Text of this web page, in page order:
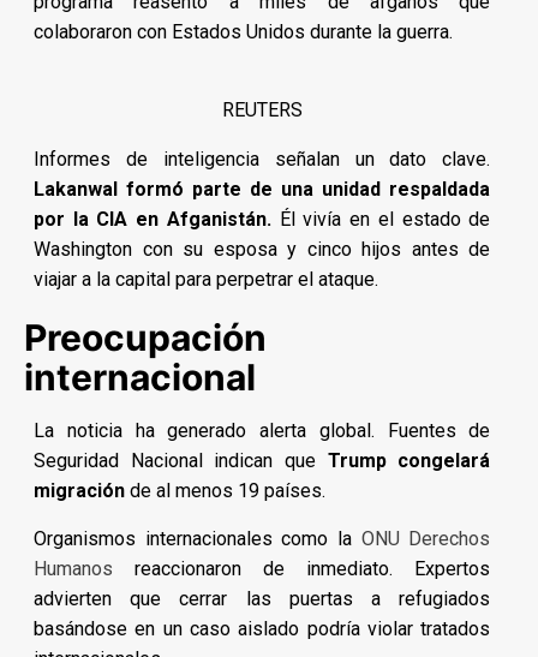
colaboraron con Estados Unidos durante la guerra.
REUTERS
Informes de inteligencia señalan un dato clave.
Lakanwal formó parte de una unidad respaldada
por la CIA en Afganistán.Él vivía en el estado de
Washington con su esposa y cinco hijos antes de
viajar a la capital para perpetrar el ataque.
Preocupación
internacional
La noticia ha generado alerta global. Fuentes de
Seguridad Nacional indican que Trump congelará
migración de al menos 19 países.
Organismos internacionales como la ONU Derechos
Humanos reaccionaron de inmediato. Expertos
advierten que cerrar las puertas a refugiados
basándose en un caso aislado podría violar tratados